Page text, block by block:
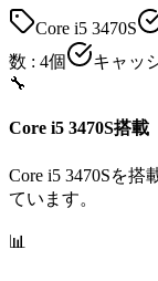
Core i5 3470S
数 : 4個
キャッ
🔧
Core i5 3470S搭載
Core i5 3470Sを
ています。
📊